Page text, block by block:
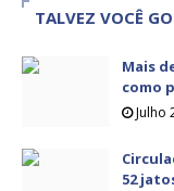
TALVEZ VOCÊ
Mais
como
Julho
52